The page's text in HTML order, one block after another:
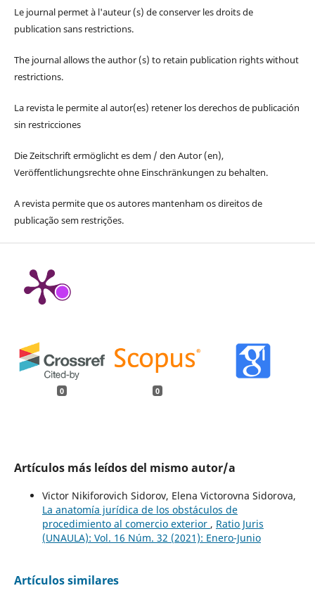
Le journal permet à l'auteur (s) de conserver les droits de
publication sans restrictions.
The journal allows the author (s) to retain publication rights without
restrictions.
La revista le permite al autor(es) retener los derechos de publicación
sin restricciones
Die Zeitschrift ermöglicht es dem / den Autor (en),
Veröffentlichungsrechte ohne Einschränkungen zu behalten.
A revista permite que os autores mantenham os direitos de
publicação sem restrições.
0 0
Artículos más leídos del mismo autor/a
Victor Nikiforovich Sidorov, Elena Victorovna Sidorova,
La anatomía jurídica de los obstáculos de
procedimiento al comercio exterior , Ratio Juris
(UNAULA): Vol. 16 Núm. 32 (2021): Enero-Junio
Artículos similares